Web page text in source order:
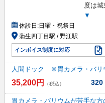
度は
▼
休診日:日曜・祝祭日
蒲生四丁目駅 / 野江駅
インボイス制度に対応
人間ドック ※胃カメラ・バリ
35,200円 （税込） 320
胃カメラ・バリウムが苦手な